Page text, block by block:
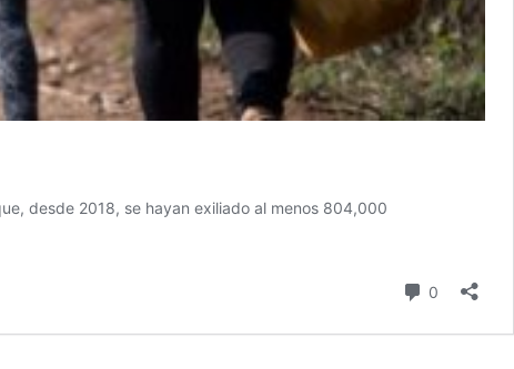
desde 2018, se hayan exiliado al menos 804,000
0